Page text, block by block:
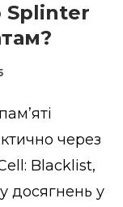
Splinter
через
Blacklist,
досягнень у